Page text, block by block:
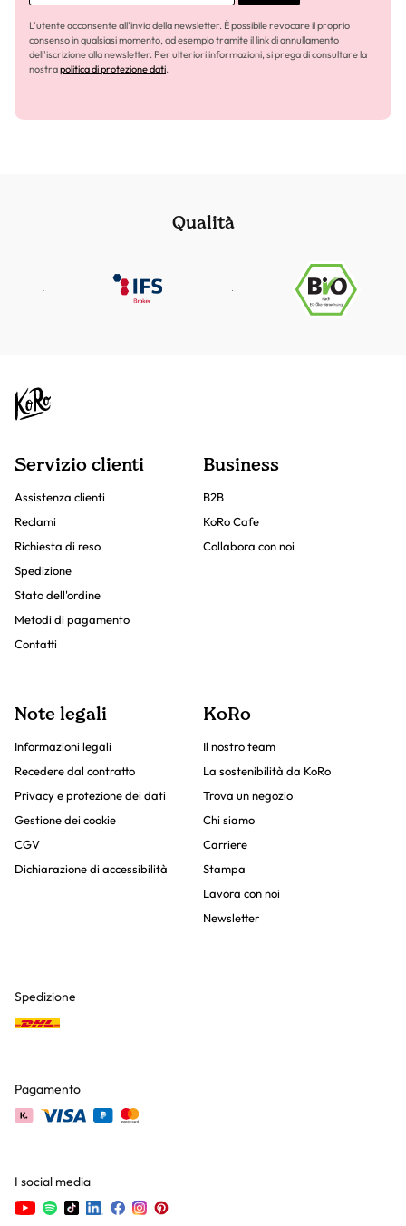
L'utente acconsente all'invio della newsletter. È possibile revocare il proprio
consenso in qualsiasi momento, ad esempio tramite il link di annullamento
dell'iscrizione alla newsletter. Per ulteriori informazioni, si prega di consultare la
nostrapolitica di protezione dati.
Qualità
Servizio clienti
Assistenza clienti
Reclami
Richiesta di reso
Spedizione
Stato dell'ordine
Metodi di pagamento
Contatti
Business
B2B
KoRo Cafe
Collabora con noi
Note legali
Informazioni legali
Recedere dal contratto
Privacy e protezione dei dati
Gestione dei cookie
CGV
Dichiarazione di accessibilità
KoRo
Il nostro team
La sostenibilità da KoRo
Trova un negozio
Chi siamo
Carriere
Stampa
Lavora con noi
Newsletter
Spedizione
Pagamento
I social media